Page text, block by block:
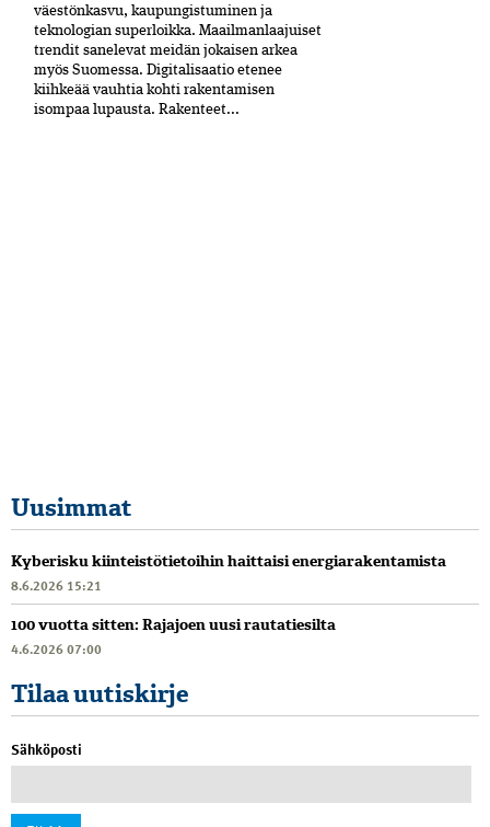
väestönkasvu, kaupungistuminen ja
teknologian superloikka. Maailmanlaajuiset
trendit sanelevat meidän jokaisen arkea
myös Suomessa. Digitalisaatio etenee
kiihkeää vauhtia kohti rakentamisen
isompaa lupausta. Rakenteet...
Uusimmat
Kyberisku kiinteistötietoihin haittaisi energiarakentamista
8.6.2026 15:21
100 vuotta sitten: Rajajoen uusi rautatiesilta
4.6.2026 07:00
Tilaa uutiskirje
Sähköposti